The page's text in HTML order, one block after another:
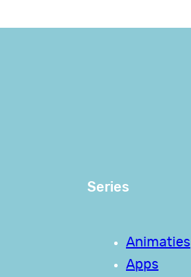
Series
Animaties
Apps